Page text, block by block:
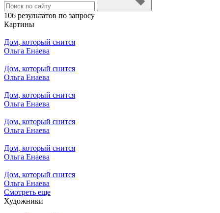
106 результатов по запросу
Картины
Дом, который снится
Ольга Енаева
Дом, который снится
Ольга Енаева
Дом, который снится
Ольга Енаева
Дом, который снится
Ольга Енаева
Дом, который снится
Ольга Енаева
Дом, который снится
Ольга Енаева
Смотреть еще
Художники